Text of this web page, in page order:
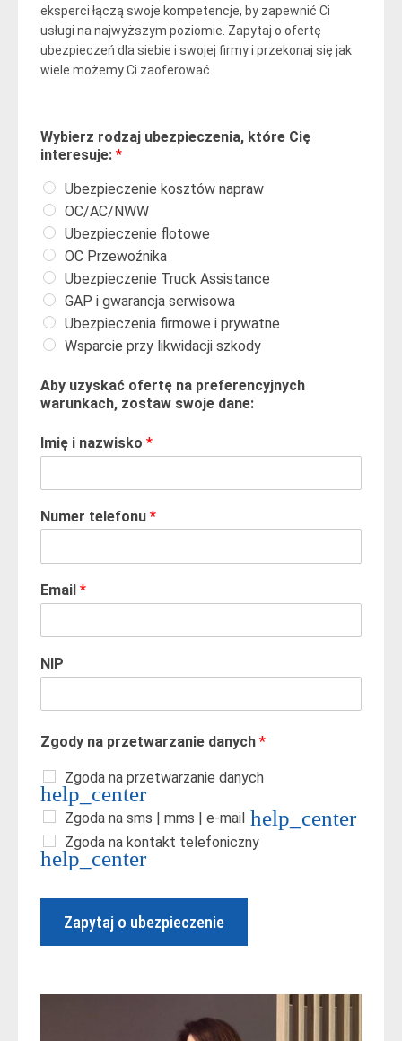
eksperci łączą swoje kompetencje, by zapewnić Ci
usługi na najwyższym poziomie. Zapytaj o ofertę
ubezpieczeń dla siebie i swojej firmy i przekonaj się jak
wiele możemy Ci zaoferować.
Wybierz rodzaj ubezpieczenia, które Cię
interesuje: *
Ubezpieczenie kosztów napraw
OC/AC/NWW
Ubezpieczenie flotowe
OC Przewoźnika
Ubezpieczenie Truck Assistance
GAP i gwarancja serwisowa
Ubezpieczenia firmowe i prywatne
Wsparcie przy likwidacji szkody
Aby uzyskać ofertę na preferencyjnych
warunkach, zostaw swoje dane:
Imię i nazwisko *
Numer telefonu *
Email *
NIP
Zgody na przetwarzanie danych *
Zgoda na przetwarzanie danych
Zgoda na sms | mms | e-mail
Zgoda na kontakt telefoniczny
Zapytaj o ubezpieczenie